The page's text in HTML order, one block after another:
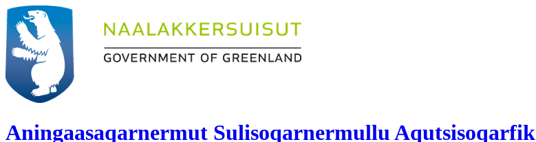
Aningaasaqarnermut Sulisoqarnermullu Aqutsisoqarfik